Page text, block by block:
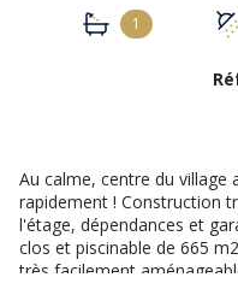
1
Au calme, centre du village
rapidement ! Construction
l'étage, dépendances et
clos et piscinable de 665
très facilement